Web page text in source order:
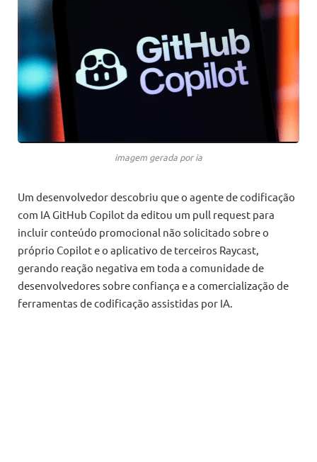
imagem gerada por ia
Um desenvolvedor descobriu que o agente de codificação
com IA GitHub Copilot da editou um pull request para
incluir conteúdo promocional não solicitado sobre o
próprio Copilot e o aplicativo de terceiros Raycast,
gerando reação negativa em toda a comunidade de
desenvolvedores sobre confiança e a comercialização de
ferramentas de codificação assistidas por IA.